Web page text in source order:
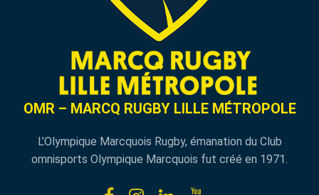
OMR – MARCQ RUGBY LILLE MÉTROPOLE
L’Olympique Marcquois Rugby, émanation du Club
omnisports Olympique Marcquois fut créé en 1971.